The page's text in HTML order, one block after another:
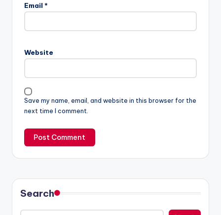
Email *
Website
Save my name, email, and website in this browser for the
next time I comment.
Search